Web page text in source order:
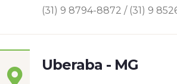
(31) 9 8794-8872 / (31) 9
Uberaba - MG